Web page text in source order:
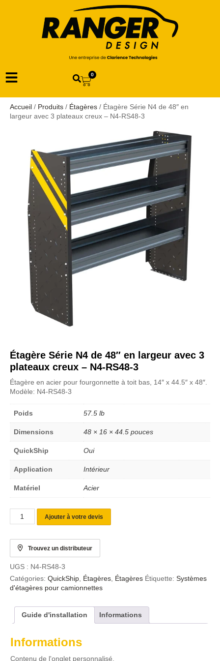
0
Accueil / Produits / Étagères / Étagère Série N4 de 48″ en
largeur avec 3 plateaux creux – N4-RS48-3
Étagère Série N4 de 48″ en largeur avec 3
plateaux creux – N4-RS48-3
Étagère en acier pour fourgonnette à toit bas, 14″ x 44.5″ x 48″.
Modèle: N4-RS48-3
Poids 57.5 lb
Dimensions 48 × 16 × 44.5 pouces
QuickShip Oui
Application Intérieur
Matériel Acier
Ajouter à votre devis
Trouvez un distributeur
UGS : N4-RS48-3
Catégories: QuickShip, Étagères, Étagères Étiquette: Systèmes
d'étagères pour camionnettes
Guide d'installation Informations
Informations
Contenu de l'onglet personnalisé.